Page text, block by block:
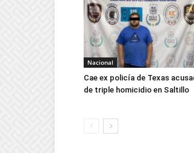
Nacional
Cae ex policía de Texas
de triple homicidio en Saltillo